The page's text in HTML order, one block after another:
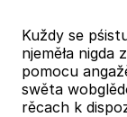
Kuždy se
njeměła nigda
pomocu
swěta
rěcach k